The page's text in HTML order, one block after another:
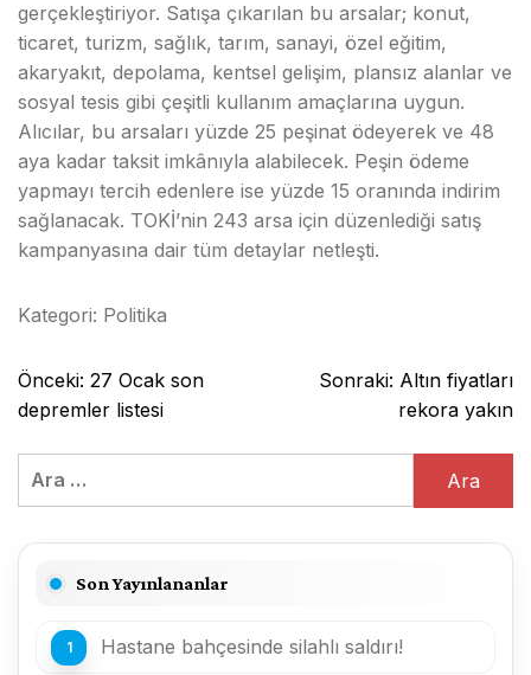
gerçekleştiriyor. Satışa çıkarılan bu arsalar; konut,
ticaret, turizm, sağlık, tarım, sanayi, özel eğitim,
akaryakıt, depolama, kentsel gelişim, plansız alanlar ve
sosyal tesis gibi çeşitli kullanım amaçlarına uygun.
Alıcılar, bu arsaları yüzde 25 peşinat ödeyerek ve 48
aya kadar taksit imkânıyla alabilecek. Peşin ödeme
yapmayı tercih edenlere ise yüzde 15 oranında indirim
sağlanacak. TOKİ’nin 243 arsa için düzenlediği satış
kampanyasına dair tüm detaylar netleşti.
Kategori: Politika
Yazı
gezinmesi
Önceki: 27 Ocak son
depremler listesi
Sonraki: Altın fiyatları
rekora yakın
Arama:
Son Yayınlananlar
Hastane bahçesinde silahlı saldırı!